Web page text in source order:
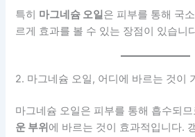
특히 마그네슘 오일은 피부를 통해 국
르게 효과를 볼 수 있는 장점이 있습니
2. 마그네슘 오일, 어디에 바르는 것이
마그네슘 오일은 피부를 통해 흡수되므
운 부위 에 바르는 것이 효과적입니다.